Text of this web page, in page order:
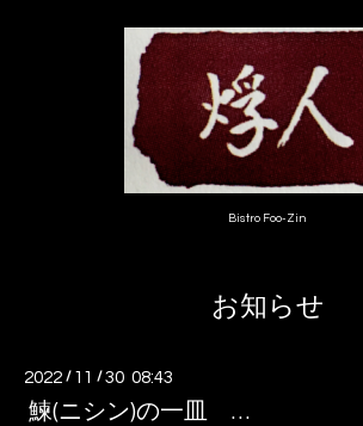
Bistro Foo-Zin
お知らせ
2022 / 11 /30 08:43
鰊(ニシン)の一皿 …